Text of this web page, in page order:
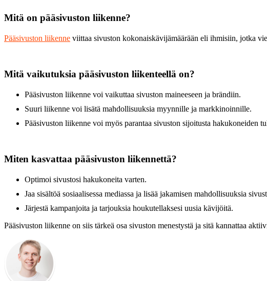
Mitä on pääsivuston liikenne?
Pääsivuston liikenne viittaa sivuston kokonaiskävijämäärään eli ihmisiin, jotka
Mitä vaikutuksia pääsivuston liikenteellä on?
Pääsivuston liikenne voi vaikuttaa sivuston maineeseen ja brändiin.
Suuri liikenne voi lisätä mahdollisuuksia myynnille ja markkinoinnille.
Pääsivuston liikenne voi myös parantaa sivuston sijoitusta hakukoneiden
Miten kasvattaa pääsivuston liikennettä?
Optimoi sivustosi hakukoneita varten.
Jaa sisältöä sosiaalisessa mediassa ja lisää jakamisen mahdollisuuksia
Järjestä kampanjoita ja tarjouksia houkutellaksesi uusia kävijöitä.
Pääsivuston liikenne on siis tärkeä osa sivuston menestystä ja sitä kannattaa